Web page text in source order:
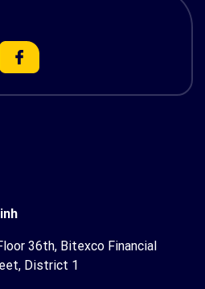
36th, Bitexco Financial
District 1